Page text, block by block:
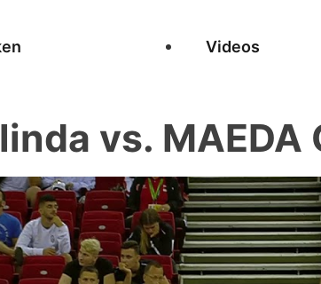
Videos
vs. MAEDA